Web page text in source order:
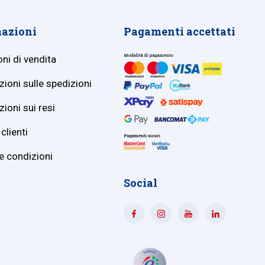
di vendita
sulle spedizioni
sui resi
condizioni
Pagamenti accettati
Social